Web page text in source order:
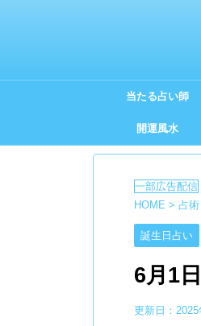
当たる占い師
開運風水
HOME > 占術
誕生日占い
6月1
更新日： 2025